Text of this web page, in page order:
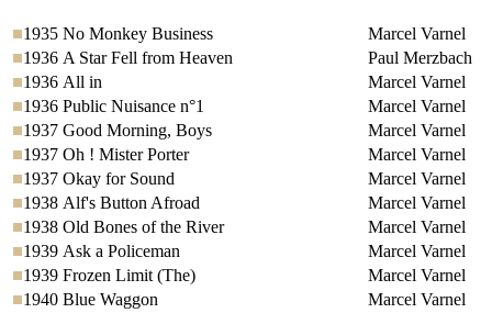
1935 No Monkey Business
Marcel Varnel
1936 A Star Fell from Heaven
Paul Merzbach
1936 All in
Marcel Varnel
1936 Public Nuisance n°1
Marcel Varnel
1937 Good Morning, Boys
Marcel Varnel
1937 Oh ! Mister Porter
Marcel Varnel
1937 Okay for Sound
Marcel Varnel
1938 Alf's Button Afroad
Marcel Varnel
1938 Old Bones of the River
Marcel Varnel
1939 Ask a Policeman
Marcel Varnel
1939 Frozen Limit (The)
Marcel Varnel
1940 Blue Waggon
Marcel Varnel